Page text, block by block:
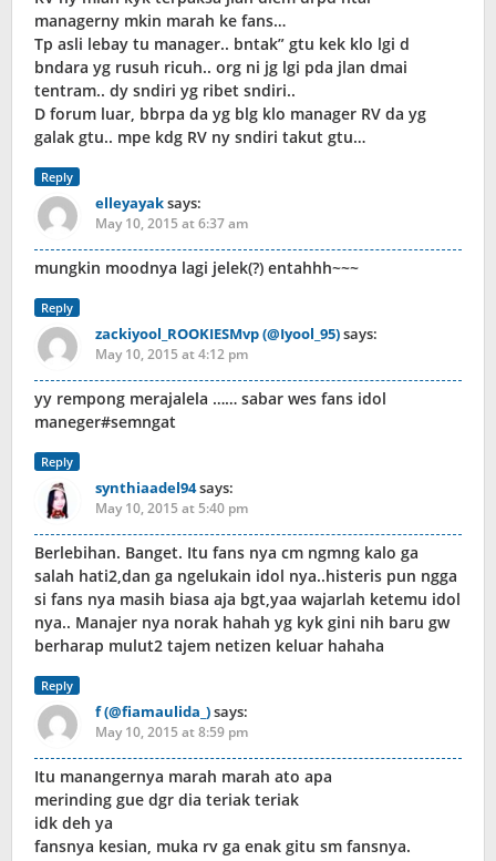
managerny mkin marah ke fans…
Tp asli lebay tu manager.. bntak” gtu kek klo lgi d
bndara yg rusuh ricuh.. org ni jg lgi pda jlan dmai
tentram.. dy sndiri yg ribet sndiri..
D forum luar, bbrpa da yg blg klo manager RV da yg
galak gtu.. mpe kdg RV ny sndiri takut gtu…
Reply
elleyayaksays:
May 10, 2015 at 6:37 am
mungkin moodnya lagi jelek(?) entahhh~~~
Reply
zackiyool_ROOKIESMvp (@Iyool_95)says:
May 10, 2015 at 4:12 pm
yy rempong merajalela …… sabar wes fans idol
maneger#semngat
Reply
synthiaadel94says:
May 10, 2015 at 5:40 pm
Berlebihan. Banget. Itu fans nya cm ngmng kalo ga
salah hati2,dan ga ngelukain idol nya..histeris pun ngga
si fans nya masih biasa aja bgt,yaa wajarlah ketemu idol
nya.. Manajer nya norak hahah yg kyk gini nih baru gw
berharap mulut2 tajem netizen keluar hahaha
Reply
f (@fiamaulida_)says:
May 10, 2015 at 8:59 pm
Itu manangernya marah marah ato apa
merinding gue dgr dia teriak teriak
idk deh ya
fansnya kesian, muka rv ga enak gitu sm fansnya.